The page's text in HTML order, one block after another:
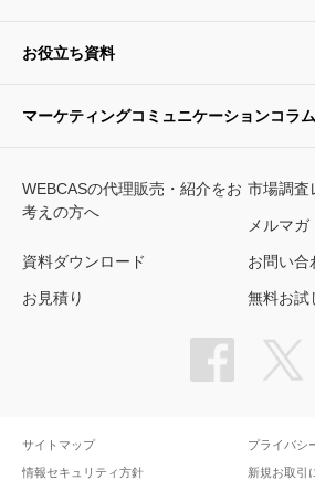
お役立ち資料
マーケティングコミュニケーションコラム
WEBCASの代理販売・紹介をお
考えの方へ
市場調査
メルマガ
資料ダウンロード お問い合
お見積り 無料お試
サイトマップ プライバシ
情報セキュリティ方針 新規お取引